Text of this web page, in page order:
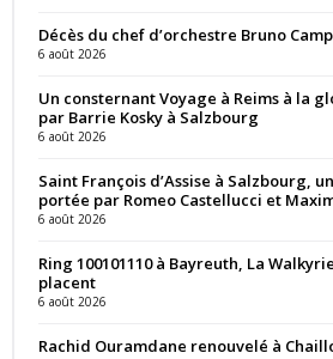
Décès du chef d’orchestre Bruno
6 août 2026
Un consternant Voyage à Reims à la
par Barrie Kosky à Salzbourg
6 août 2026
Saint François d’Assise à Salzbourg,
portée par Romeo Castellucci et
6 août 2026
Ring 100101110 à Bayreuth, La
placent
6 août 2026
Rachid Ouramdane renouvelé à